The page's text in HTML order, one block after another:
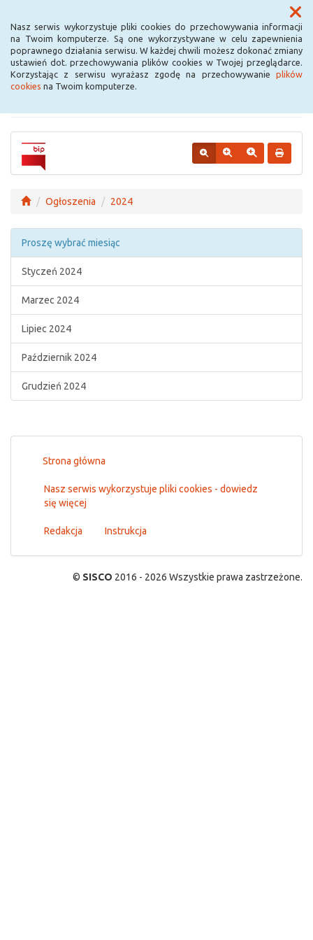
Nasz serwis wykorzystuje pliki cookies do przechowywania informacji
na Twoim komputerze. Są one wykorzystywane w celu zapewnienia
poprawnego działania serwisu. W każdej chwili możesz dokonać zmiany
ustawień dot. przechowywania plików cookies w Twojej przeglądarce.
Korzystając z serwisu wyrażasz zgodę na przechowywanie plików
cookies na Twoim komputerze.
Menu
Urząd Miejski w
Krośniewicach
Ogłoszenia 2024
Proszę wybrać miesiąc
Styczeń 2024
Marzec 2024
Lipiec 2024
Październik 2024
Grudzień 2024
Strona główna
Nasz serwis wykorzystuje pliki cookies - dowiedz
się więcej
Redakcja Instrukcja
© SISCO 2016 - 2026 Wszystkie prawa zastrzeżone.